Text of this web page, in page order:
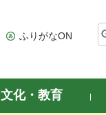
ふりがなON
文化・教育